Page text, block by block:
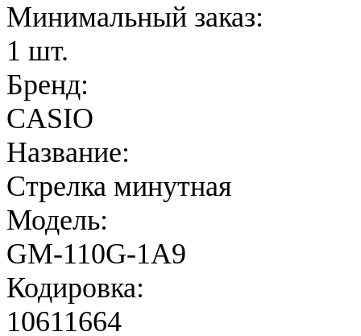
Минимальный заказ:
1 шт.
Бренд:
CASIO
Название:
Стрелка минутная
Модель:
GM-110G-1A9
Кодировка:
10611664